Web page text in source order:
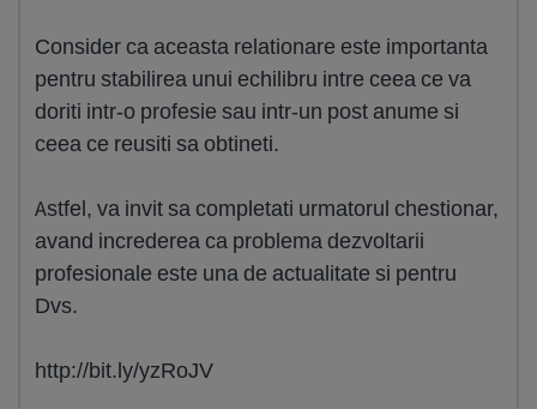
Consider ca aceasta relationare este importanta
pentru stabilirea unui echilibru intre ceea ce va
doriti intr-o profesie sau intr-un post anume si
ceea ce reusiti sa obtineti.
Astfel, va invit sa completati urmatorul chestionar,
avand increderea ca problema dezvoltarii
profesionale este una de actualitate si pentru
Dvs.
http://bit.ly/yzRoJV